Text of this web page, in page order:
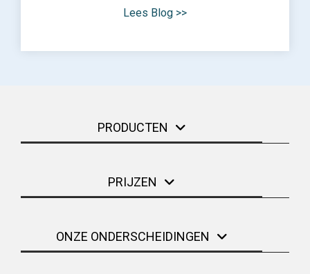
Lees Blog >>
PRODUCTEN
PRIJZEN
ONZE ONDERSCHEIDINGEN